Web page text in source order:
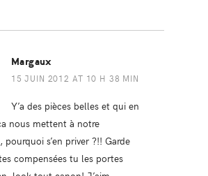
Margaux
15 JUIN 2012 AT 10 H 38 MIN
Y’a des pièces belles et qui en
nous mettent à notre
pourquoi s’en priver ?!! Garde
compensées tu les portes